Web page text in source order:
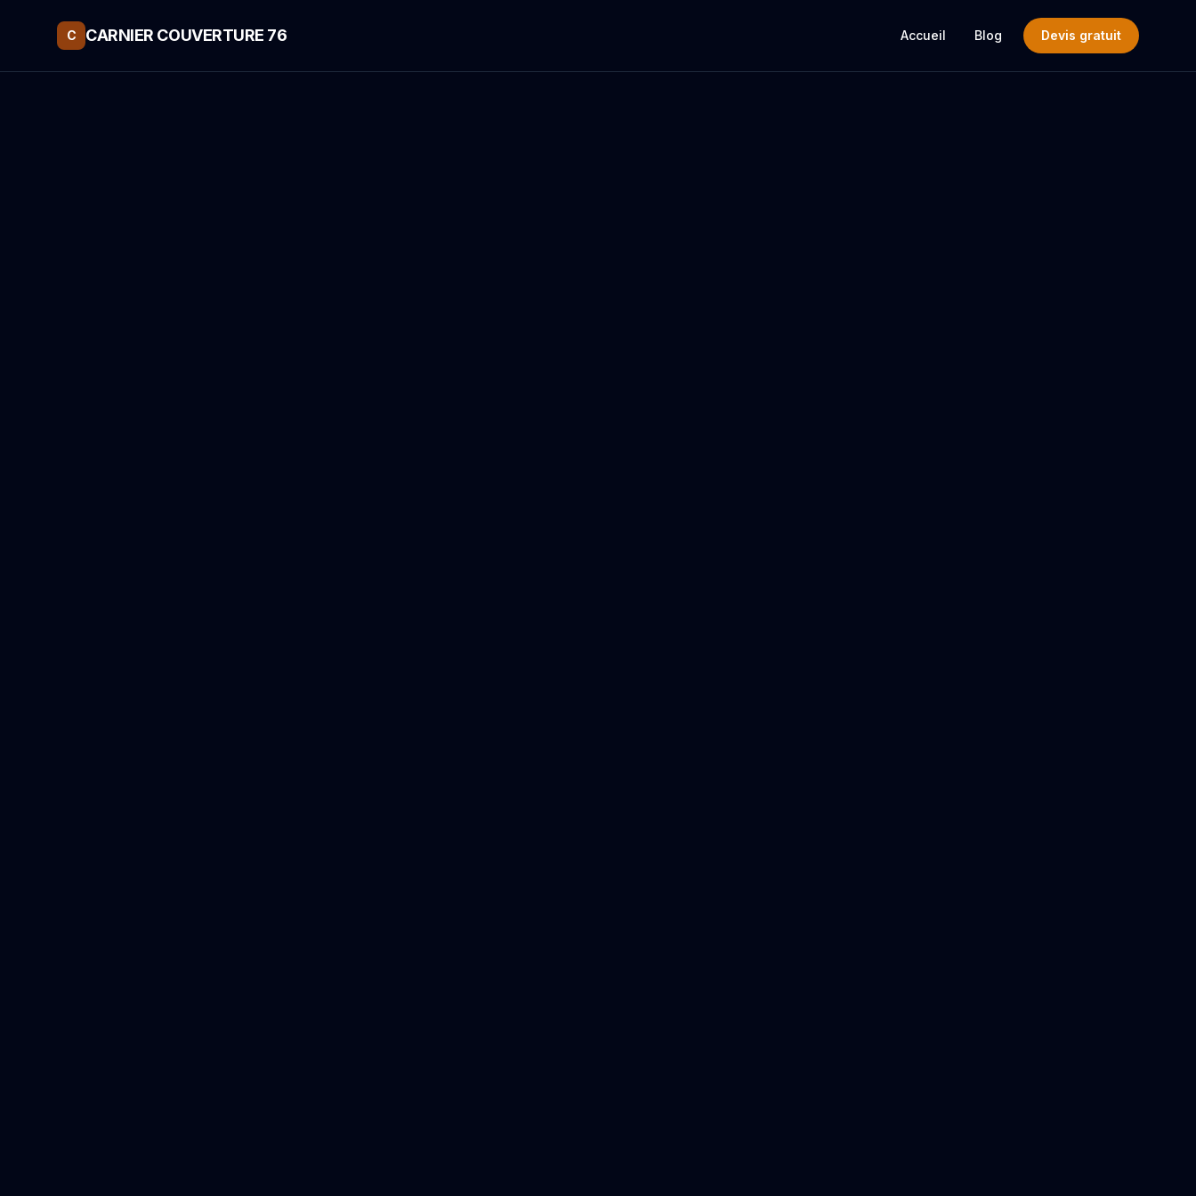
C CARNIER COUVERTURE 76 Accueil Blog Devis gratuit